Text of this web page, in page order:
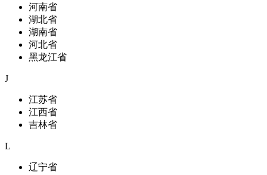
河南省
湖北省
湖南省
河北省
黑龙江省
J
江苏省
江西省
吉林省
L
辽宁省